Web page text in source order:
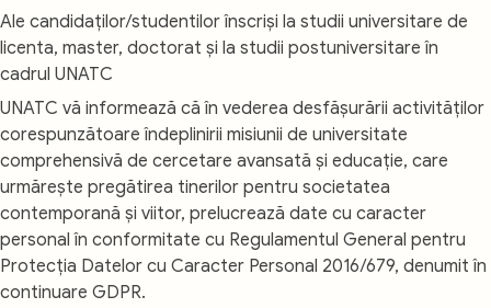
Ale candidaților/studentilor înscriși la studii universitare de
licenta, master, doctorat și la studii postuniversitare în
cadrul UNATC
UNATC vă informează că în vederea desfășurării activităților
corespunzătoare îndeplinirii misiunii de universitate
comprehensivă de cercetare avansată și educație, care
urmărește pregătirea tinerilor pentru societatea
contemporană și viitor, prelucrează date cu caracter
personal în conformitate cu Regulamentul General pentru
Protecția Datelor cu Caracter Personal 2016/679, denumit în
continuare GDPR.